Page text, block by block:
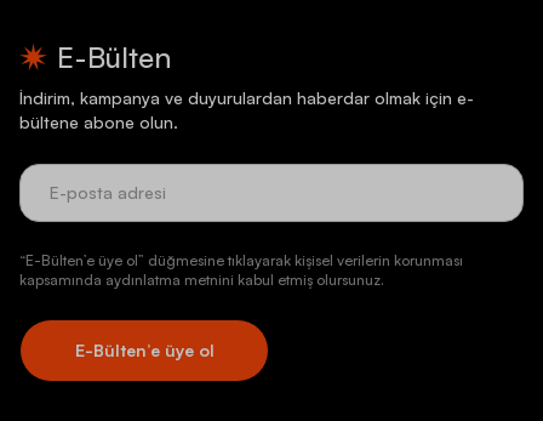
E-Bülten
İndirim, kampanya ve duyurulardan haberdar olmak için e-
bültene abone olun.
“E-Bülten’e üye ol” düğmesine tıklayarak kişisel verilerin korunması
kapsamında aydınlatma metnini kabul etmiş olursunuz.
E-Bülten’e üye ol